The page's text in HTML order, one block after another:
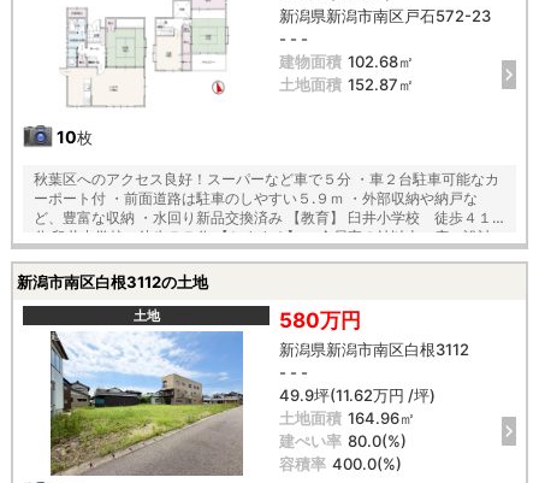
10枚
新潟県新潟市南区戸石572-23
- - -
建物面積 102.68㎡
土地面積 152.87㎡
秋葉区へのアクセス良好！スーパーなど車で５分 ・車２台駐車可能なカ
ーポート付 ・前面道路は駐車のしやすい５.９ｍ ・外部収納や納戸な
ど、豊富な収納 ・水回り新品交換済み 【教育】 臼井小学校 徒歩４１
分 臼井中学校 徒歩５５分 【おすすめ】 ・全居室６帖以上の広々設計
捗る３ツ口コンロのキッチン
新潟市南区白根3112の土地
土地 580万円
新潟県新潟市南区白根3112
- - -
49.9坪(11.62万円 /坪)
土地面積 164.96㎡
建ぺい率 80.0(%)
容積率 400.0(%)